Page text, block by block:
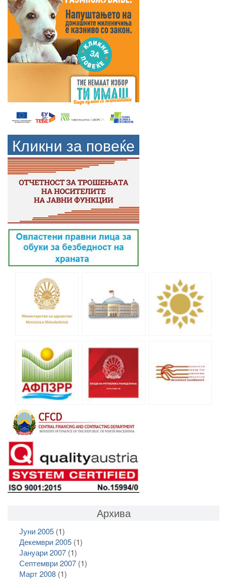
Кликни за повеќе
Архива
Јуни 2005(1)
Декември 2005(1)
Јануари 2007(1)
Септември 2007(1)
Март 2008(1)